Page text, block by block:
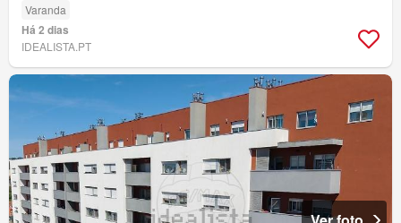
Varanda
Há 2 dias
IDEALISTA.PT